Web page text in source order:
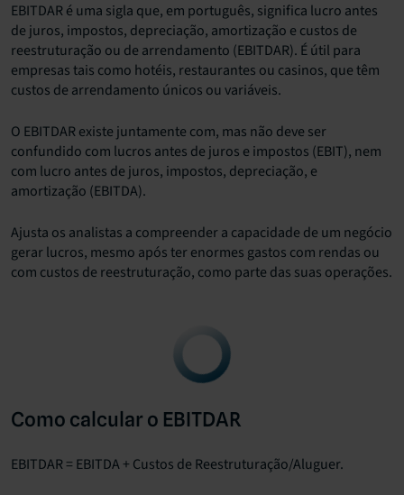
EBITDAR é uma sigla que, em português, significa lucro antes
de juros, impostos, depreciação, amortização e custos de
reestruturação ou de arrendamento (EBITDAR). É útil para
empresas tais como hotéis, restaurantes ou casinos, que têm
custos de arrendamento únicos ou variáveis.
O EBITDAR existe juntamente com, mas não deve ser
confundido com lucros antes de juros e impostos (EBIT), nem
com lucro antes de juros, impostos, depreciação, e
amortização (EBITDA).
Ajusta os analistas a compreender a capacidade de um negócio
gerar lucros, mesmo após ter enormes gastos com rendas ou
com custos de reestruturação, como parte das suas operações.
Como calcular o EBITDAR
EBITDAR = EBITDA + Custos de Reestruturação/Aluguer.